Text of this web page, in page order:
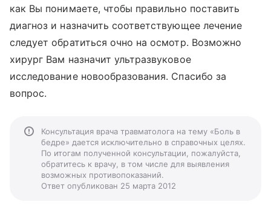
как Вы понимаете, чтобы правильно поставить
диагноз и назначить соответствующее лечение
следует обратиться очно на осмотр. Возможно
хирург Вам назначит ультразвуковое
исследование новообразования. Спасибо за
вопрос.
Консультация врача травматолога на тему «Боль в
бедре» дается исключительно в справочных целях.
По итогам полученной консультации, пожалуйста,
обратитесь к врачу, в том числе для выявления
возможных противопоказаний.
Ответ опубликован 25 марта 2012